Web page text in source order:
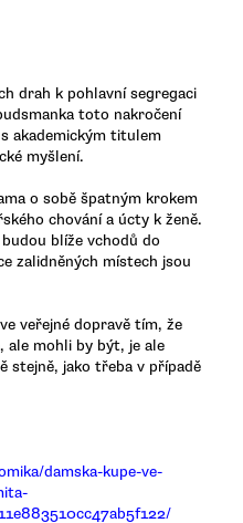
drah k pohlavní segregaci
toto nakročení
akademickým titulem
myšlení.
o sobě špatným krokem
chování a úcty k ženě.
blíže vchodů do
zalidněných místech jsou
veřejné dopravě tím, že
ale mohli by být, je ale
stejně, jako třeba v případě
damska-kupe-ve-